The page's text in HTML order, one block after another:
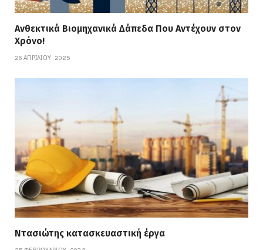
Ανθεκτικά Βιομηχανικά Δάπεδα Που Αντέχουν στον
Χρόνο!
26 ΑΠΡΙΛΊΟΥ, 2025
Ντασιώτης κατασκευαστική έργα